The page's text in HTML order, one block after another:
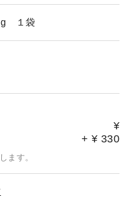
１袋
¥
+ ¥ 330
ます。